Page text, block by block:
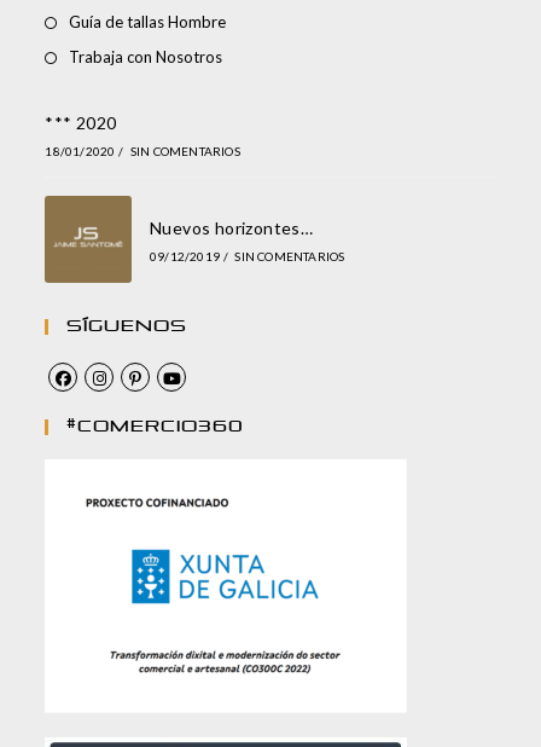
Guía de tallas Hombre
Trabaja con Nosotros
*** 2020
18/01/2020 / SIN COMENTARIOS
Nuevos horizontes…
09/12/2019 / SIN COMENTARIOS
Síguenos
#comercio360